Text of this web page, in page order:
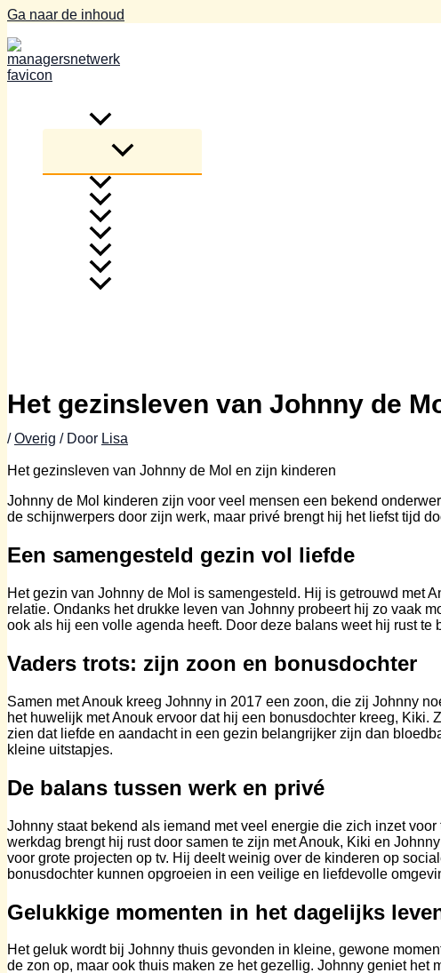
Ga naar de inhoud
Het gezinsleven van Johnny de
/Overig / Door Lisa
Het gezinsleven van Johnny de Mol en zijn kinderen
Johnny de Mol kinderen zijn voor veel mensen een bekend
de schijnwerpers door zijn werk, maar privé brengt hij het liefst tijd
Een samengesteld gezin vol liefde
Het gezin van Johnny de Mol is samengesteld. Hij is getrouwd met
relatie. Ondanks het drukke leven van Johnny probeert hij zo vaak
ook als hij een volle agenda heeft. Door deze balans weet hij rust
Vaders trots: zijn zoon en bonusdochter
Samen met Anouk kreeg Johnny in 2017 een zoon, die zij Johnny
het huwelijk met Anouk ervoor dat hij een bonusdochter kreeg,
zien dat liefde en aandacht in een gezin belangrijker zijn dan
kleine uitstapjes.
De balans tussen werk en privé
Johnny staat bekend als iemand met veel energie die zich inzet
werkdag brengt hij rust door samen te zijn met Anouk, Kiki en
voor grote projecten op tv. Hij deelt weinig over de kinderen op
bonusdochter kunnen opgroeien in een veilige en liefdevolle
Gelukkige momenten in het dagelijks
Het geluk wordt bij Johnny thuis gevonden in kleine, gewone
de zon op, maar ook thuis maken ze het gezellig. Johnny geniet